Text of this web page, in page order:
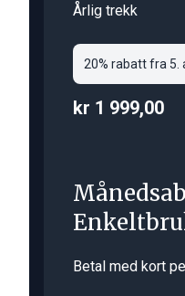
Årlig trekk
20% rabatt fra 5.
kr 1 999,00
Betal med kort